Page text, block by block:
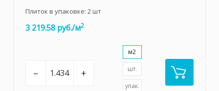
Плиток в упаковке: 2шт
3 219.58 руб./м2
– +
м2
шт.
упак.